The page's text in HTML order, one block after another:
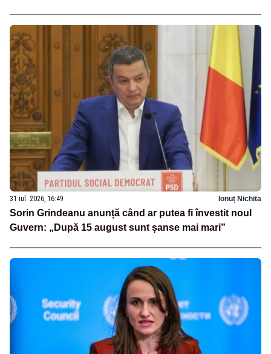
31 iul. 2026, 16:49 Ionuț Nichita
Sorin Grindeanu anunță când ar putea fi învestit noul
Guvern: „După 15 august sunt șanse mai mari”